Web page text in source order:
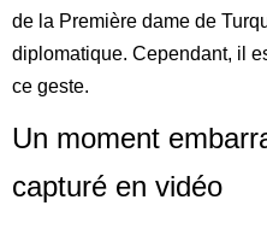
de la Première dame de
diplomatique. Cependant, il
ce geste.
Un moment
capturé en vidéo